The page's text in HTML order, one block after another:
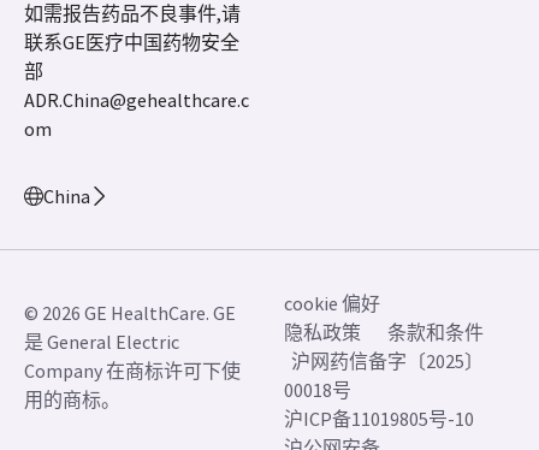
如需报告药品不良事件,请
联系GE医疗中国药物安全
部
ADR.China@gehealthcare.c
om
China
© 2026 GE HealthCare. GE
是 General Electric
Company 在商标许可下使
用的商标。
cookie 偏好
隐私政策
条款和条件
沪网药信备字〔2025〕
00018号
沪ICP备11019805号-10